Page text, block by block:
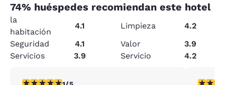
74% huéspedes recomiendan este hotel
la
habitación
4.1 Limpieza
4.2
Seguridad
4.1 Valor
3.9
Servicios
3.9 Servicio 4.2
calificación de 1 estrella. Feria. 1 reseña